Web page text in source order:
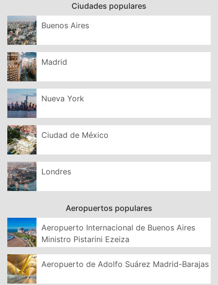
Ciudades populares
Buenos Aires
Madrid
Nueva York
Ciudad de México
Londres
Aeropuertos populares
Aeropuerto Internacional de Buenos Aires
Ministro Pistarini Ezeiza
Aeropuerto de Adolfo Suárez Madrid-Barajas